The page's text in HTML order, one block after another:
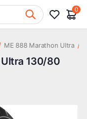
0
ME 888 Marathon Ultra /
130/80